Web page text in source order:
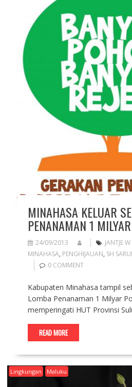
MINAHASA KELUAR
PENANAMAN 1
24/09/2013 JANTJE
MINAHASA, PENGHIJAUAN, SH
0 COMMENT
Kabupaten Minahasa tampil
Lomba Penanaman 1 Milyar
memperingati HUT Provinsi
READ MORE
Lingkungan Maluku